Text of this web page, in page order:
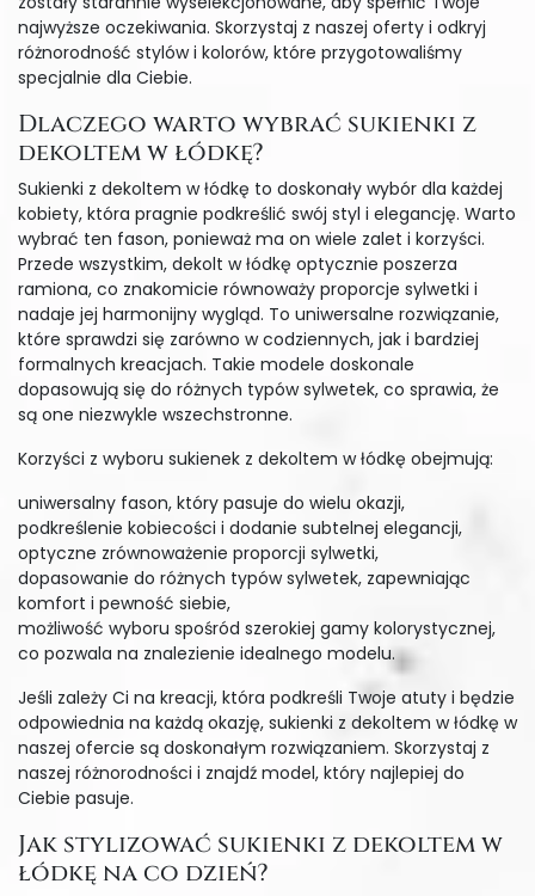
najwyższe oczekiwania. Skorzystaj z naszej oferty i odkryj
różnorodność stylów i kolorów, które przygotowaliśmy
specjalnie dla Ciebie.
Dlaczego warto wybrać sukienki z
dekoltem w łódkę?
Sukienki z dekoltem w łódkę to doskonały wybór dla każdej
kobiety, która pragnie podkreślić swój styl i elegancję. Warto
wybrać ten fason, ponieważ ma on wiele zalet i korzyści.
Przede wszystkim, dekolt w łódkę optycznie poszerza
ramiona, co znakomicie równoważy proporcje sylwetki i
nadaje jej harmonijny wygląd. To uniwersalne rozwiązanie,
które sprawdzi się zarówno w codziennych, jak i bardziej
formalnych kreacjach. Takie modele doskonale
dopasowują się do różnych typów sylwetek, co sprawia, że
są one niezwykle wszechstronne.
Korzyści z wyboru sukienek z dekoltem w łódkę obejmują:
uniwersalny fason, który pasuje do wielu okazji,
podkreślenie kobiecości i dodanie subtelnej elegancji,
optyczne zrównoważenie proporcji sylwetki,
dopasowanie do różnych typów sylwetek, zapewniając
komfort i pewność siebie,
możliwość wyboru spośród szerokiej gamy kolorystycznej,
co pozwala na znalezienie idealnego modelu.
Jeśli zależy Ci na kreacji, która podkreśli Twoje atuty i będzie
odpowiednia na każdą okazję, sukienki z dekoltem w łódkę w
naszej ofercie są doskonałym rozwiązaniem. Skorzystaj z
naszej różnorodności i znajdź model, który najlepiej do
Ciebie pasuje.
Jak stylizować sukienki z dekoltem w
łódkę na co dzień?